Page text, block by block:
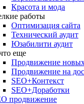
Красота и мода
работы
Оптимизация сайта
Технический аудит
Юзабилити аудит
еще
Продвижение
Продвижение на
SEO+Контекст
SEO+Доработки
продвижение